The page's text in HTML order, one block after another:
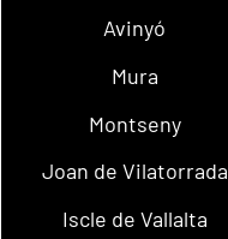
Avinyó
Mura
Montseny
Joan de Vilatorrada
Iscle de Vallalta